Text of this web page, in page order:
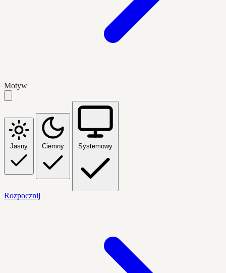
Motyw
Jasny Ciemny Systemowy
Rozpocznij